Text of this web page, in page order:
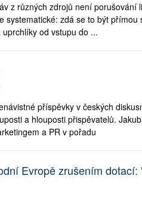
z různých zdrojů není porušování
systematické: zdá se to být
od vstupu do ...
příspěvky v českých
a hlouposti přispěvatelů.
a PR v pořadu
Evropě zrušením